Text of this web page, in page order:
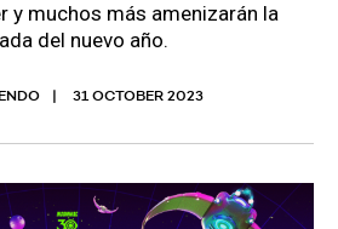
y muchos más amenizarán la
del nuevo año.
31 OCTOBER 2023